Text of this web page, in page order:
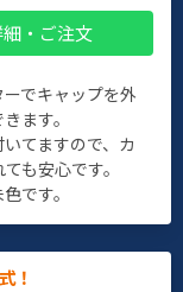
・ご注文
でキャップを外
ます。
てますので、カ
も安心です。
です。
！